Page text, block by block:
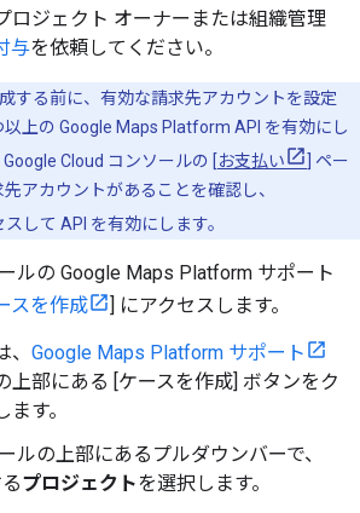
ロジェクト オーナーまたは組織管理
与を依頼してください。
する前に、有効な請求先アカウントを設定
以上の Google Maps Platform API を有効にし
Cloud コンソールの [お支払い
] ペー
アカウントがあることを確認し、
スして API を有効にします。
ルの Google Maps Platform サポート
スを作成 ] にアクセスします。
Google Maps Platform サポート
上部にある [ケースを作成] ボタンをク
ます。
ルの上部にあるプルダウンバーで、
プロジェクトを選択します。